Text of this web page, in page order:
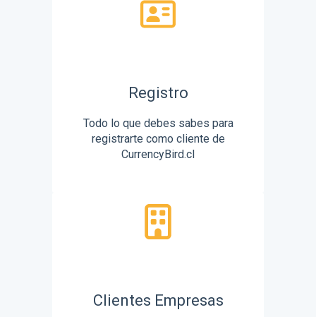
Registro
Todo lo que debes sabes para
registrarte como cliente de
CurrencyBird.cl
Clientes Empresas